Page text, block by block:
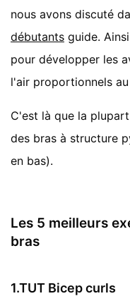
nous avons discuté
débutants guide.
pour développer les
l'air proportionnels
C'est là que la
des bras à structure
en bas).
Les 5 meilleurs
bras
1.TUT Bicep curls